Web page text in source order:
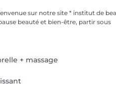
sur notre site * institut de
+ massage